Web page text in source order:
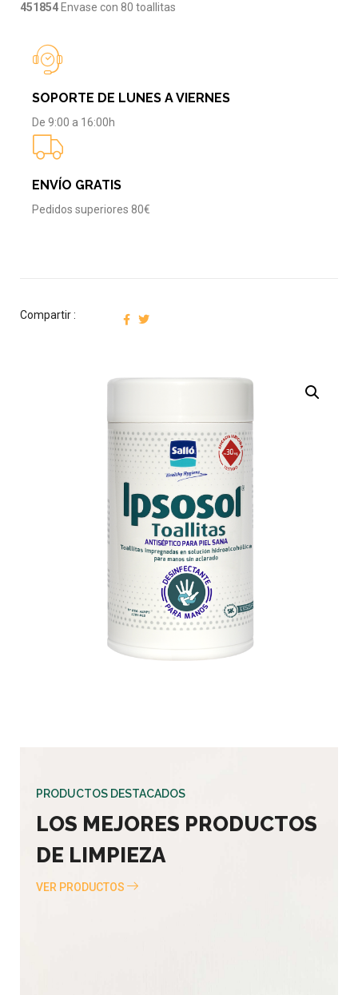
451854 Envase con 80 toallitas
SOPORTE DE LUNES A VIERNES
De 9:00 a 16:00h
ENVÍO GRATIS
Pedidos superiores 80€
Compartir :
PRODUCTOS DESTACADOS
LOS MEJORES PRODUCTOS
DE LIMPIEZA
VER PRODUCTOS